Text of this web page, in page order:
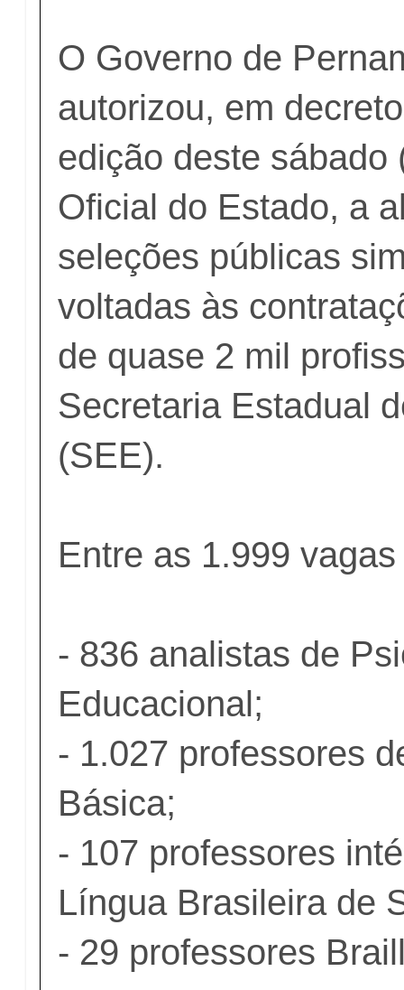
O Governo de
autorizou, em
edição deste sábado
Oficial do Estado, a
seleções públicas
voltadas às
de quase 2 mil
Secretaria Estadual
(SEE).
Entre as 1.999
- 836 analistas de
Educacional;
- 1.027 professores
Básica;
- 107 professores
Língua Brasileira de
- 29 professores